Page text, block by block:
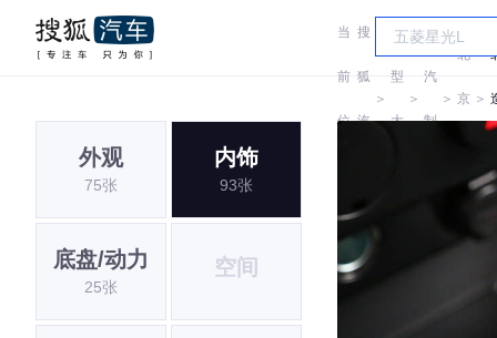
当
前
位
搜
狐
汽
＞
车
型
大
＞
北
汽
制
＞
北
京 ＞
外观
75张
内饰
93张
底盘/动力
25张
空间